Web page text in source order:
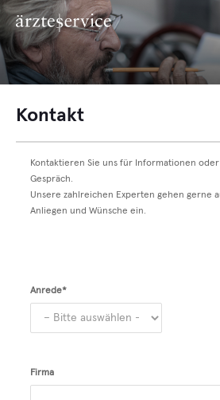
Kontakt
Kontaktieren Sie uns für Informationen
Gespräch.
Unsere zahlreichen Experten gehen gerne
Anliegen und Wünsche ein.
Anrede*
Firma